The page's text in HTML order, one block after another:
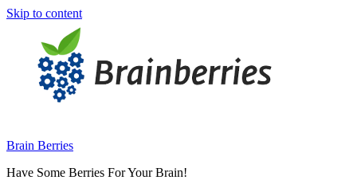
Skip to content
Brain Berries
Have Some Berries For Your Brain!